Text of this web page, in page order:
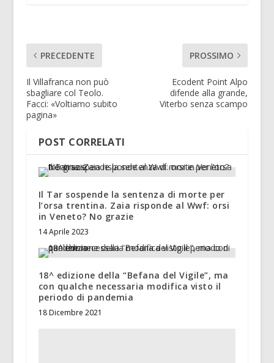
PRECEDENTE
Il Villafranca non può
sbagliare col Teolo.
Facci: «Voltiamo subito
pagina»
PROSSIMO
Ecodent Point Alpo
difende alla grande,
Viterbo senza scampo
POST CORRELATI
Il Tar sospende la sentenza di morte per
l’orsa trentina. Zaia risponde al Wwf: orsi
in Veneto? No grazie
14 Aprile 2023
18^ edizione della “Befana del Vigile”, ma
con qualche necessaria modifica visto il
periodo di pandemia
18 Dicembre 2021